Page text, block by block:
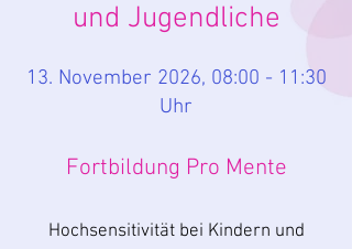
und Jugendliche
13. November 2026, 08:00 - 11:30
Uhr
Fortbildung Pro Mente
Hochsensitivität bei Kindern und